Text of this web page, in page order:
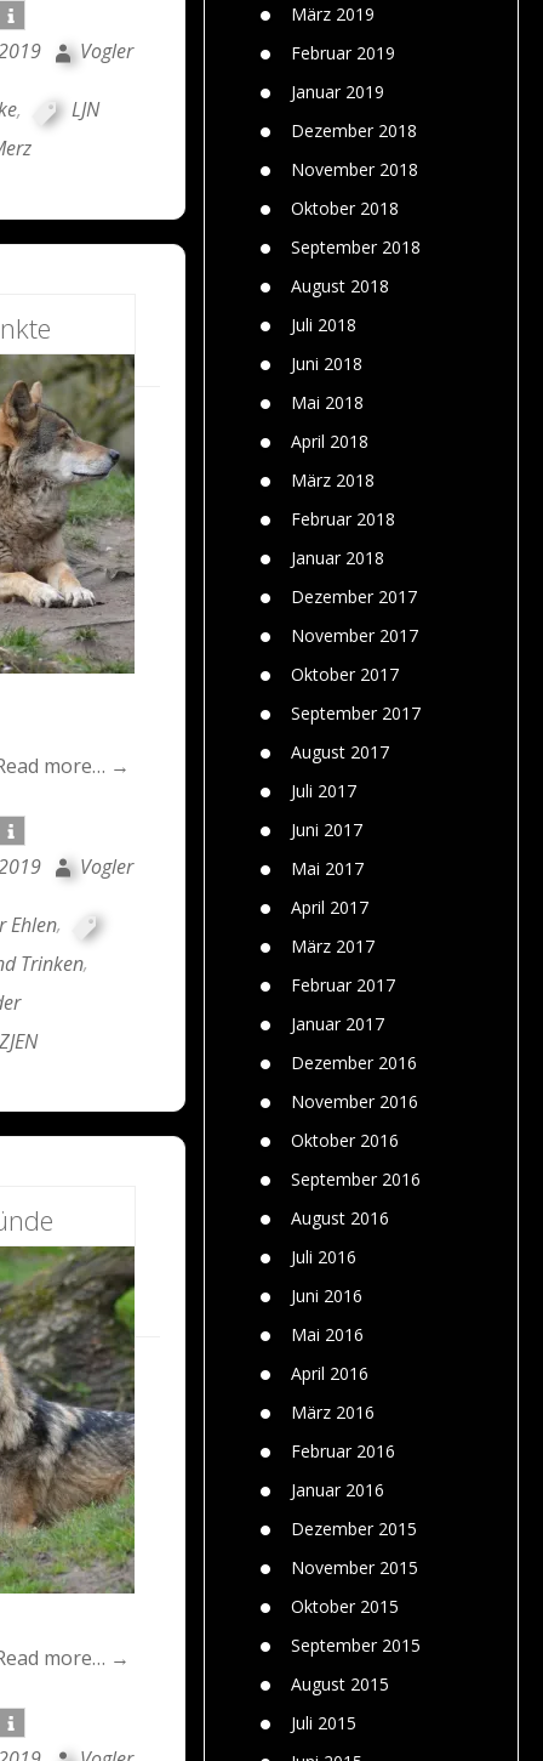
März 2019
Februar 2019
Januar 2019
Dezember 2018
November 2018
Oktober 2018
September 2018
August 2018
Juli 2018
Juni 2018
Mai 2018
April 2018
März 2018
Februar 2018
Januar 2018
Dezember 2017
November 2017
Oktober 2017
September 2017
August 2017
Juli 2017
Juni 2017
Mai 2017
April 2017
März 2017
Februar 2017
Januar 2017
Dezember 2016
November 2016
Oktober 2016
September 2016
August 2016
Juli 2016
Juni 2016
Mai 2016
April 2016
März 2016
Februar 2016
Januar 2016
Dezember 2015
November 2015
Oktober 2015
September 2015
August 2015
Juli 2015
Vogler
,
LJN
more… →
Vogler
Ehlen,
Trinken,
ZJEN
more… →